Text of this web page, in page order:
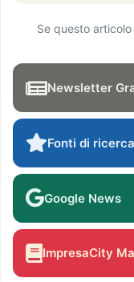
Se questo
Newsletter
Fonti di
Google News
ImpresaCity